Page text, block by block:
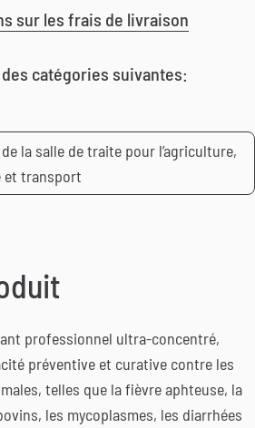
sur les frais de livraison
catégories suivantes:
la salle de traite pour l’agriculture,
et transport
professionnel ultra-concentré,
préventive et curative contre les
telles que la fièvre aphteuse, la
les mycoplasmes, les diarrhées